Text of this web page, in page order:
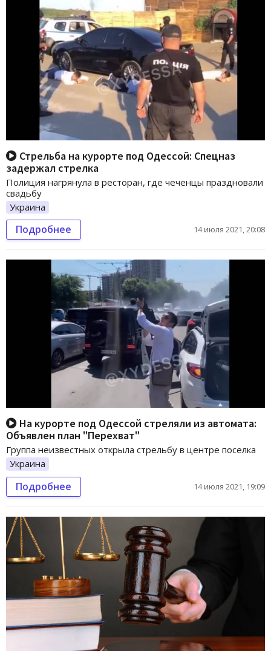
Стрельба на курорте под Одессой: Спецназ
задержал стрелка
Полиция нагрянула в ресторан, где чеченцы праздновали
свадьбу
Украина
Подробнее 14 июля 2021, 20:08
На курорте под Одессой стреляли из автомата:
Объявлен план "Перехват"
Группа неизвестных открыла стрельбу в центре поселка
Украина
Подробнее 14 июля 2021, 19:09